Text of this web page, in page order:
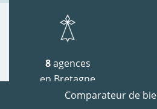
8agences
en Bretagne
Comparateur de